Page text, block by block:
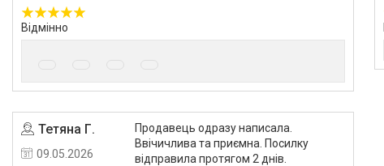
Відмінно
Тетяна Г.
09.05.2026
Продавець одразу написала.
Ввічичлива та приємна. Посилку
відправила протягом 2 днів.